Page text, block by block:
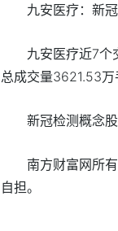
九安医疗：新
九安医疗近7个
总成交量3621.53万
新冠检测概念股
南方财富网所
自担。